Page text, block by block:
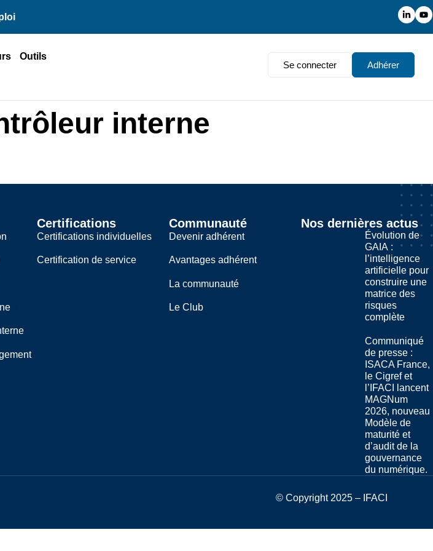
Outils
Se connecter Adhérer
interne
Certifications
Certifications individuelles
Certification de service
Communauté
Devenir adhérent
Avantages adhérent
La communauté
Le Club
Nos dernières actus
Évolution de
GAIA :
l’intelligence
artificielle pour
construire une
matrice des
risques
complète
Communiqué
de presse :
ISACA France,
le Cigref et
l’IFACI lancent
MAGNum
2026, nouveau
Modèle de
maturité et
d’audit de la
gouvernance
du numérique.
© Copyright 2025 – IFACI